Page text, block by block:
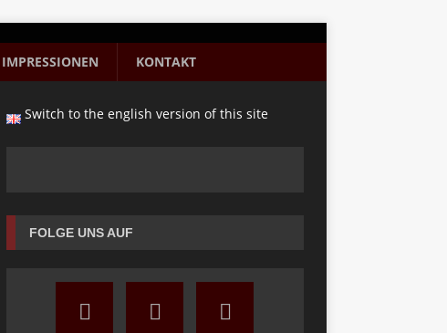
IMPRESSIONEN KONTAKT
Switch to the english version of this site
FOLGE UNS AUF